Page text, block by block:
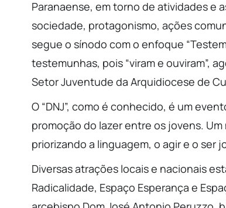
Paranaense, em torno de atividades e
sociedade, protagonismo, ações
segue o sínodo com o enfoque
testemunhas, pois “viram e ouviram”,
Setor Juventude da Arquidiocese de
O “DNJ”, como é conhecido, é um
promoção do lazer entre os jovens.
priorizando a linguagem, o agir e o ser
Diversas atrações locais e nacionais
Radicalidade, Espaço Esperança e